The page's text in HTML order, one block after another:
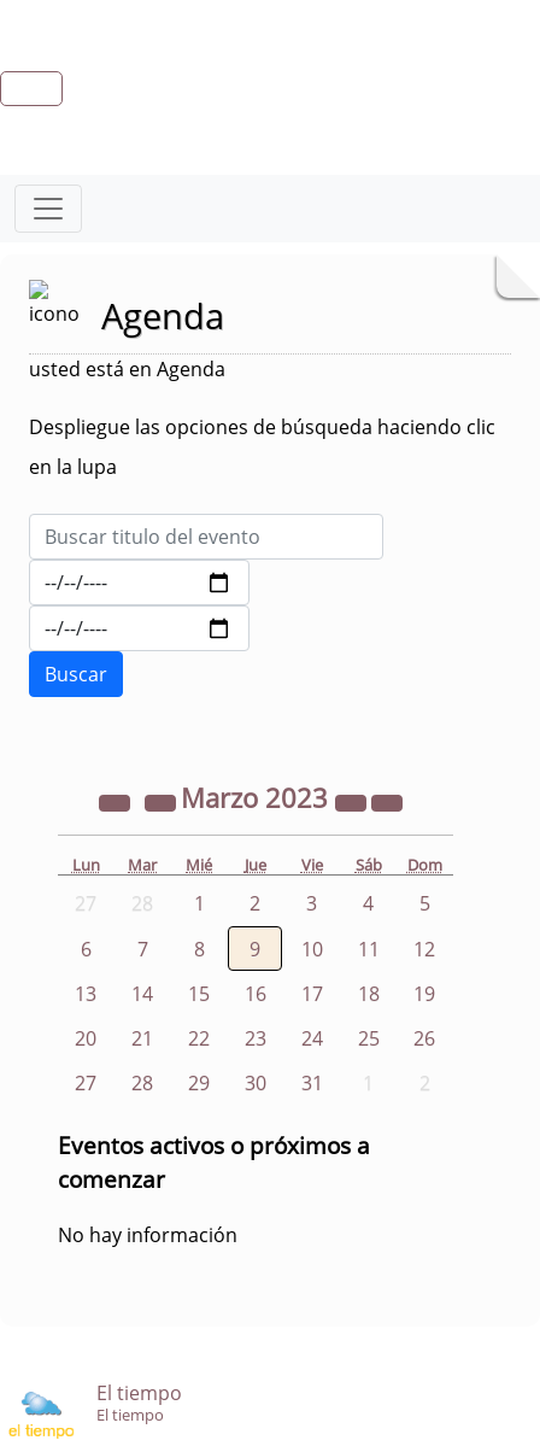
Agenda
usted está en Agenda
Despliegue las opciones de búsqueda haciendo clic
en la lupa
Marzo 2023
Lun Mar Mié Jue Vie Sáb Dom
27 28 1 2 3 4
5
6
7 8 9 10 11
12
13
14 15 16 17 18
19
20
21 22 23 24 25
26
27
28 29 30 31 1 2
Eventos activos o próximos a
comenzar
No hay información
El tiempo
El tiempo